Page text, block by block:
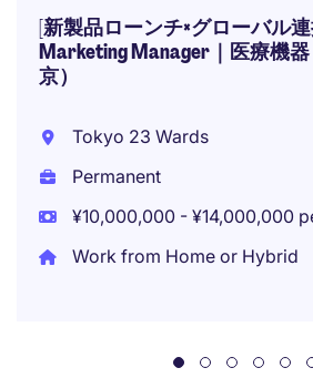
[新製品ローンチ×グローバル
Marketing Manager｜医療機
京）
Tokyo 23 Wards
Permanent
¥10,000,000 - ¥14,000,000
Work from Home or Hybrid